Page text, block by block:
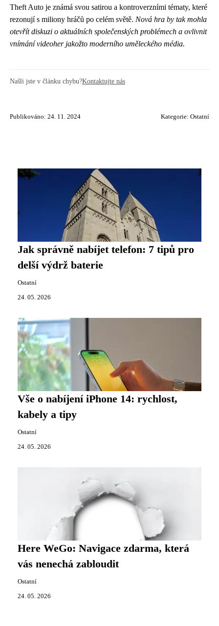
Theft Auto je známá svou satirou a kontroverzními tématy, které
rezonují s miliony hráčů po celém světě. Nová hra by tak mohla
otevřít diskuzi o aktuálních společenských problémech a ovlivnit
vnímání videoher jakožto moderního uměleckého média.
Našli jste v článku chybu?Kontaktujte nás
Publikováno: 24. 11. 2024 Kategorie: Ostatní
Jak správně nabíjet telefon: 7 tipů pro
delší výdrž baterie
Ostatní
24. 05. 2026
Vše o nabíjení iPhone 14: rychlost,
kabely a tipy
Ostatní
24. 05. 2026
Here WeGo: Navigace zdarma, která
vás nenechá zabloudit
Ostatní
24. 05. 2026